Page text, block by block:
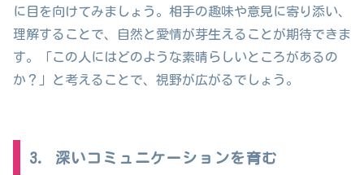
に目を向けてみましょう。相手の趣味や意見に寄り添い、
理解することで、自然と愛情が芽生えることが期待できま
す。「この人にはどのような素晴らしいところがあるの
か？」と考えることで、視野が広がるでしょう。
3. 深いコミュニケーションを育む